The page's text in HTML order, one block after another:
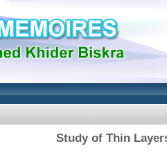
Study of Thin